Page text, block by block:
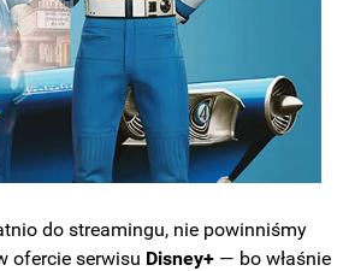
do streamingu, nie powinniśmy
ofercie serwisu Disney+ — bo właśnie